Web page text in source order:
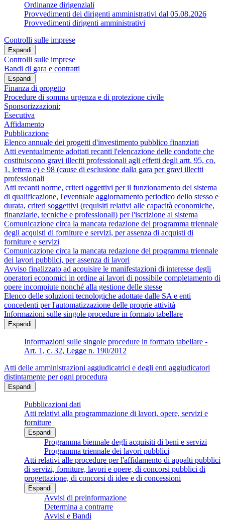
Ordinanze dirigenziali
Provvedimenti dei dirigenti amministrativi dal 05.08.2026
Provvedimenti dirigenti amministrativi
Controlli sulle imprese
Espandi
Controlli sulle imprese
Bandi di gara e contratti
Espandi
Finanza di progetto
Procedure di somma urgenza e di protezione civile
Sponsorizzazioni:
Esecutiva
Affidamento
Pubblicazione
Elenco annuale dei progetti d'investimento pubblico finanziati
Atti eventualmente adottati recanti l'elencazione delle condotte che
costituiscono gravi illeciti professionali agli effetti degli artt. 95, co.
1, lettera e) e 98 (cause di esclusione dalla gara per gravi illeciti
professionali
Atti recanti norme, criteri oggettivi per il funzionamento del sistema
di qualificazione, l'eventuale aggiornamento periodico dello stesso e
durata, criteri soggettivi (requisiti relativi alle capacità economiche,
finanziarie, tecniche e professionali) per l'iscrizione al sistema
Comunicazione circa la mancata redazione del programma triennale
degli acquisti di forniture e servizi, per assenza di acquisti di
forniture e servizi
Comunicazione circa la mancata redazione del programma triennale
dei lavori pubblici, per assenza di lavori
Avviso finalizzato ad acquisire le manifestazioni di interesse degli
operatori economici in ordine ai lavori di possibile completamento di
opere incompiute nonché alla gestione delle stesse
Elenco delle soluzioni tecnologiche adottate dalle SA e enti
concedenti per l'automatizzazione delle proprie attività
Informazioni sulle singole procedure in formato tabellare
Espandi
Informazioni sulle singole procedure in formato tabellare -
Art. 1, c. 32, Legge n. 190/2012
Atti delle amministrazioni aggiudicatrici e degli enti aggiudicatori
distintamente per ogni procedura
Espandi
Pubblicazioni dati
Atti relativi alla programmazione di lavori, opere, servizi e
forniture
Espandi
Programma biennale degli acquisiti di beni e servizi
Programma triennale dei lavori pubblici
Atti relativi alle procedure per l'affidamento di appalti pubblici
di servizi, forniture, lavori e opere, di concorsi pubblici di
progettazione, di concorsi di idee e di concessioni
Espandi
Avvisi di preinformazione
Determina a contrarre
Avvisi e Bandi